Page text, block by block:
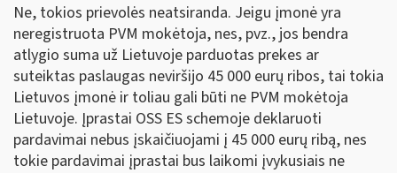
Ne, tokios prievolės neatsiranda. Jeigu įmonė yra
neregistruota PVM mokėtoja, nes, pvz., jos bendra
atlygio suma už Lietuvoje parduotas prekes ar
suteiktas paslaugas neviršijo 45 000 eurų ribos, tai tokia
Lietuvos įmonė ir toliau gali būti ne PVM mokėtoja
Lietuvoje. Įprastai OSS ES schemoje deklaruoti
pardavimai nebus įskaičiuojami į 45 000 eurų ribą, nes
tokie pardavimai įprastai bus laikomi įvykusiais ne